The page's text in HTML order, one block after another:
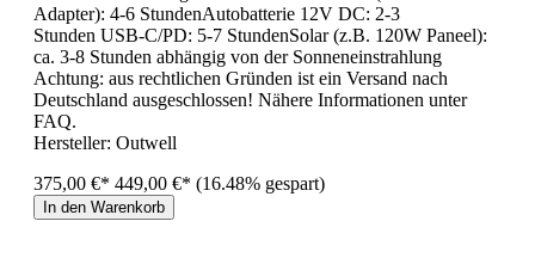
Adapter): 4-6 StundenAutobatterie 12V DC: 2-3
Stunden USB-C/PD: 5-7 StundenSolar (z.B. 120W Paneel):
ca. 3-8 Stunden abhängig von der Sonneneinstrahlung
Achtung: aus rechtlichen Gründen ist ein Versand nach
Deutschland ausgeschlossen! Nähere Informationen unter
FAQ.
Hersteller: Outwell
375,00 €* 449,00 €* (16.48% gespart)
In den Warenkorb